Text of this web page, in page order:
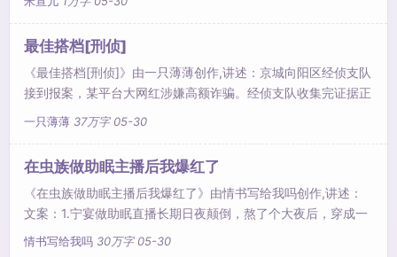
最佳搭档[刑侦]
《最佳搭档[刑侦]》由一只薄薄创作,讲述：京城向阳区经侦支队
接到报案，某平台大网红涉嫌高额诈骗。经侦支队收集完证据正
打算对..
一只薄薄 37万字 05-30
在虫族做助眠主播后我爆红了
《在虫族做助眠主播后我爆红了》由情书写给我吗创作,讲述：
文案：1.宁宴做助眠直播长期日夜颠倒，熬了个大夜后，穿成一
只偏远星上的雄虫。家徒四..
情书写给我吗 30万字 05-30